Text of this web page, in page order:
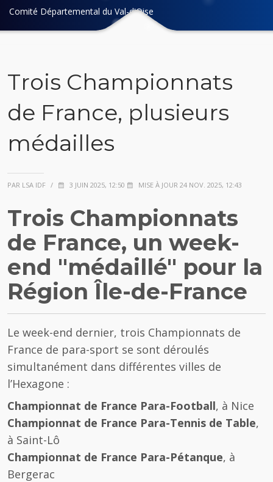
Comité Départemental du Val-d'Oise
Trois Championnats
de France, plusieurs
médailles
PAR LSA IDF / 3 JUIN 2025, 12:50 MISE À JOUR 24 NOV. 2025, 12:43
Trois Championnats
de France, un week-
end "médaillé" pour la
Région Île-de-France
Le week-end dernier, trois Championnats de
France de para-sport se sont déroulés
simultanément dans différentes villes de
l’Hexagone :
Championnat de France Para-Football, à Nice
Championnat de France Para-Tennis de Table,
à Saint-Lô
Championnat de France Para-Pétanque, à
Bergerac